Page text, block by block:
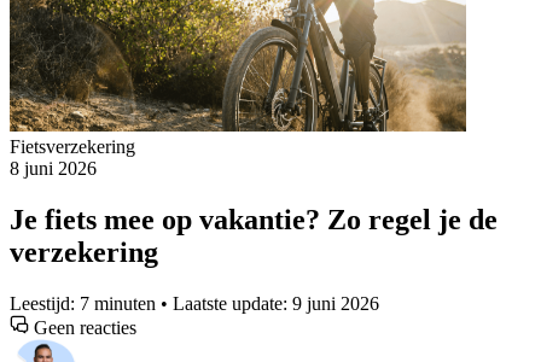
Fietsverzekering
8 juni 2026
Je fiets mee op vakantie? Zo regel je de
verzekering
Leestijd: 7 minuten • Laatste update: 9 juni 2026
Geen reacties